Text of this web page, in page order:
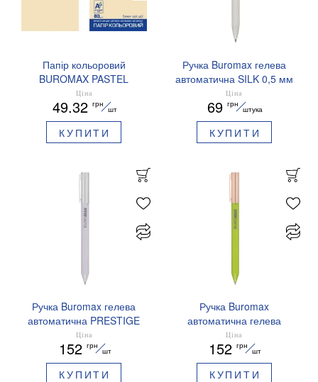
Папір кольоровий
BUROMAX PASTEL
EUROMAX 20 арк А4 80 г/
мс BM.2721220E-08
Ціна
49.32 грн
шт
КУПИТИ
Ручка Buromax гелева
автоматична SILK 0,5 мм
сині чорнила BM.83100
Ціна
69 грн
штука
КУПИТИ
Ручка Buromax гелева
автоматична PRESTIGE
SILVER 0,5 мм сині
чорнила BM.83102
Ціна
152 грн
шт
КУПИТИ
Ручка Buromax
автоматична гелева
PRESTIGE GOLD 0,5 мм
сині чорнила BM.83101
Ціна
152 грн
шт
КУПИТИ